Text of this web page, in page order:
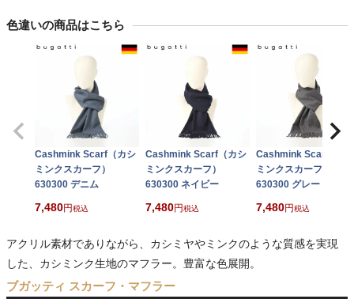
色違いの商品はこちら
Cashmink Scarf（カシ
ミンクスカーフ）
630300 デニム
7,480 税込
Cashmink Scarf（カシ
ミンクスカーフ）
630300 ネイビー
7,480 税込
Cashmink Scarf（カ
ミンクスカーフ）
630300 グレー
7,480 税込
アクリル素材でありながら、カシミヤやミンクのような質感を実現
した、カシミンク生地のマフラー。豊富な色展開。
ブガッティ スカーフ・マフラー